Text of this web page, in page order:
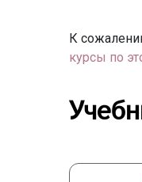
К
курсы по